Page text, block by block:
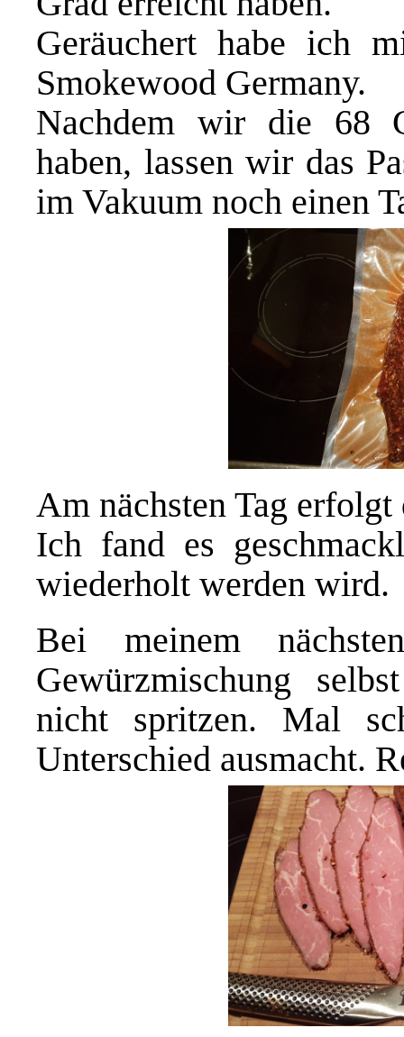
Geräuchert habe ich
Smokewood Germany.
Nachdem wir die 68
haben, lassen wir das
im Vakuum noch einen
Am nächsten Tag
Ich fand es
wiederholt werden wird.
Bei meinem
Gewürzmischung
nicht spritzen. Mal
Unterschied ausmacht.